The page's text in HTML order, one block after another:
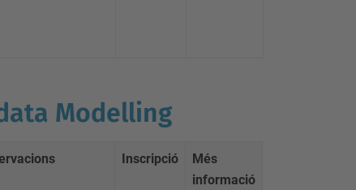
Modelling
Inscripció
Més
informació